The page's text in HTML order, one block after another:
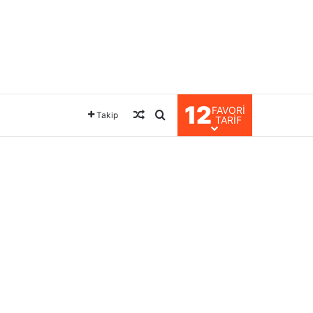
Takip Rastgele Makale
Arama yap ...
12FAVORI
TARIF